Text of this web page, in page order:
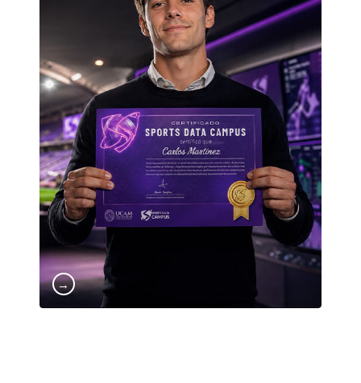
→
entiende sin datos. Formamos a los
profesionales que lideran el cambio en clubes,
federaciones, agencias y empresas del sector,
combinando visión estratégica, aplicación
práctica y una metodología orientada al
mercado laboral. Nuestros programas están
diseñados para convertir el dato en decisiones,
rendimiento y ventaja competitiva. En Sports
Data Campus no solo aprendes teoría:
desarrollas las competencias que hoy exige la
industria del deporte para analizar, interpretar
y transformar información en impacto real.
Porque el futuro del deporte se construye con
talento, tecnología y conocimiento aplicado.